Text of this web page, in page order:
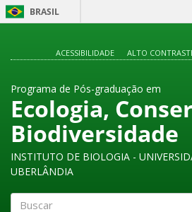
BRASIL
ACESSIBILIDADE
ALTO
Programa de Pós-graduação em
Ecologia,
Biodiversidade
INSTITUTO DE BIOLOGIA -
UBERLÂNDIA